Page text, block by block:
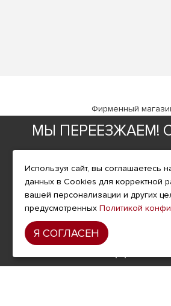
МЫ ПЕРЕЕЗЖАЕМ!
МАГАЗИН БУДЕТ
ПО НОВОМУ
ПОДРОБНАЯ
О ПЕРЕЕЗДЕ ПО
Фирменный
О компании
Доставка
Оплата
Гарантия и сервис
Политика конфиденциальности
Используя сайт, вы соглашаетесь
данных в Cookies для корректной
вашей персонализации и других
предусмотренных Политикой
Я СОГЛАСЕН